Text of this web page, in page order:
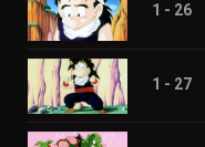
1 - 26
1 - 27